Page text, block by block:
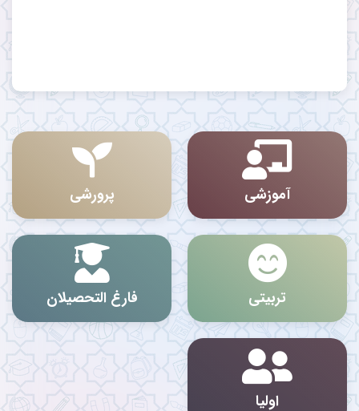
آموزشی پرورشی
تربیتی فارغ التحصیلان
اولیا